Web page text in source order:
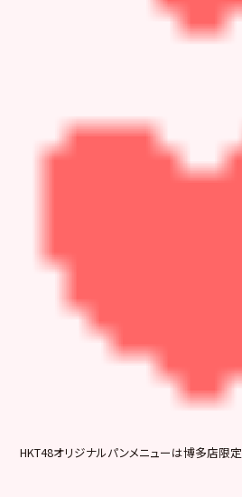
HKT48オリジナルパンメニューは博多店限定